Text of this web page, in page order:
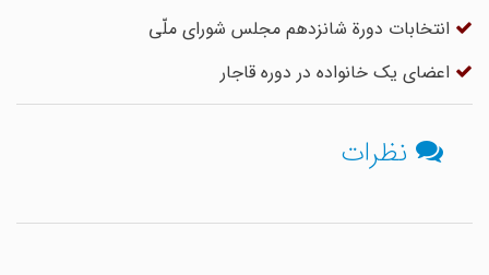
انتخابات دورة شانزدهم مجلس شوراى ملّى
اعضای یک خانواده در دوره قاجار
نظرات